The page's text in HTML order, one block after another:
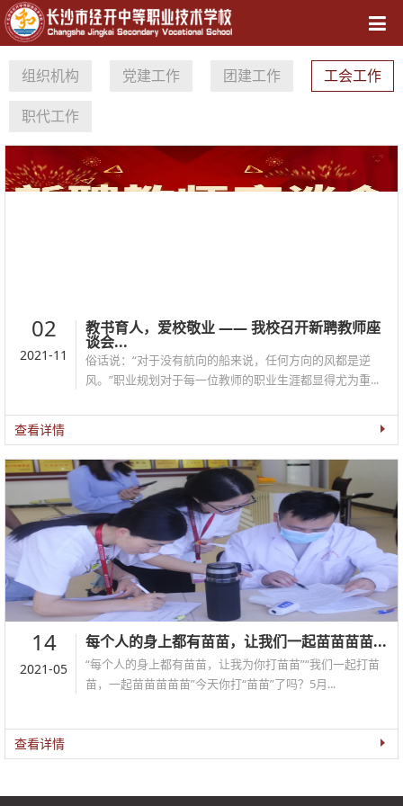
导航
组织机构 党建工作 团建工作 工会工作
职代工作
02
2021-11
教书育人，爱校敬业 —— 我校召开新聘教师座
谈会...
俗话说：“对于没有航向的船来说，任何方向的风都是逆
风。”职业规划对于每一位教师的职业生涯都显得尤为重...
查看详情
14
2021-05
每个人的身上都有苗苗，让我们一起苗苗苗苗...
“每个人的身上都有苗苗，让我为你打苗苗”“我们一起打苗
苗，一起苗苗苗苗苗”今天你打“苗苗”了吗？5月...
查看详情